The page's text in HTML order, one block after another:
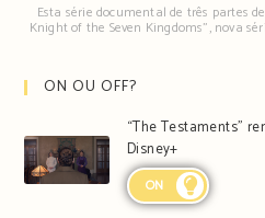
Esta série documental de três partes
Knight of the Seven Kingdoms", nova
ON OU OFF?
“The Testaments”
Disney+
ON